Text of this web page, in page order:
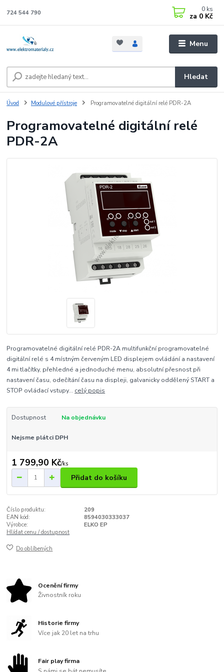
Menu
Hledat
724 544 790 0 ks
za 0 Kč
Úvod Modulové přístroje Programovatelné digitální relé PDR-2A
Programovatelné digitální relé
PDR-2A
Programovatelné digitální relé PDR-2A multifunkční programovatelné
digitální relé s 4 místným červeným LED displejem ovládání a nastavení
4 mi tlačítky, přehledné a jednoduché menu, absolutní přesnost při
nastavení času, odečítání času na displeji, galvanicky oddělený START a
STOP ovládací vstupy... celý popis
Dostupnost Na objednávku
Nejsme plátci DPH
1 799,90 Kč/ks
Přidat do košíku
Číslo produktu:
209
EAN kód:
8594030333037
Výrobce:
ELKO EP
Hlídat cenu / dostupnost
Do oblíbených
Ocenění firmy
Živnostník roku
Historie firmy
Více jak 20 let na trhu
Fair play firma